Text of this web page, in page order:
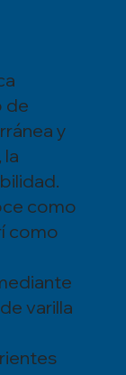
de
y
la
como
como
varilla